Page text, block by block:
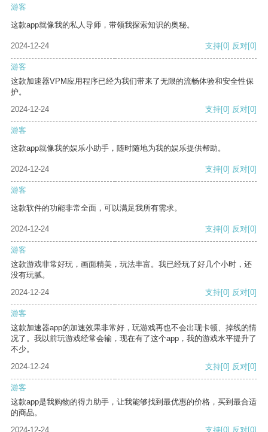
游客
这款app就像我的私人导师，带领我探索知识的奥秘。
2024-12-24 支持[0] 反对[0]
游客
这款加速器VPM应用程序已经为我们带来了无限的流畅体验和安全性保
护。
2024-12-24
支持[0] 反对[0]
游客
这款app就像我的娱乐小助手，随时随地为我的娱乐提供帮助。
2024-12-24 支持[0] 反对[0]
游客
这款软件的功能非常全面，可以满足我所有需求。
2024-12-24 支持[0] 反对[0]
游客
这款游戏非常好玩，画面精美，玩法丰富。我已经玩了好几个小时，还
没有玩腻。
2024-12-24
支持[0] 反对[0]
游客
这款加速器app的加速效果非常好，玩游戏再也不会出现卡顿、掉线的情
况了。我以前玩游戏经常会输，现在有了这个app，我的游戏水平提升了
不少。
2024-12-24
支持[0] 反对[0]
游客
这款app是我购物的得力助手，让我能够找到最优惠的价格，买到最合适
的商品。
2024-12-24
支持[0] 反对[0]